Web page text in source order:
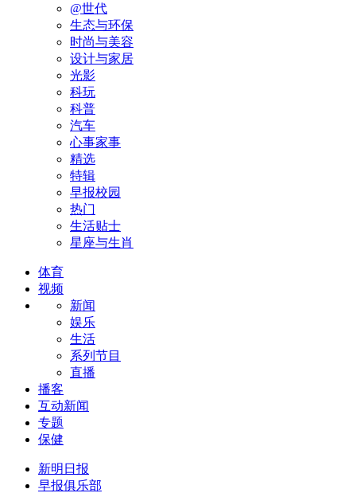
@世代
生态与环保
时尚与美容
设计与家居
光影
科玩
科普
汽车
心事家事
精选
特辑
早报校园
热门
生活贴士
星座与生肖
体育
视频
新闻
娱乐
生活
系列节目
直播
播客
互动新闻
专题
保健
新明日报
早报俱乐部